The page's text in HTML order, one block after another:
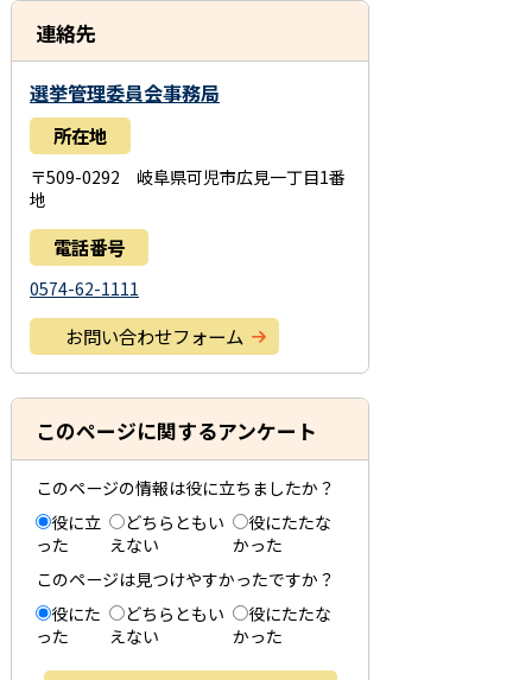
連絡先
選挙管理委員会事務局
所在地
〒509-0292 岐阜県可児市広見一丁目1番
地
電話番号
0574-62-1111
お問い合わせフォーム
このページに関するアンケート
このページの情報は役に立ちましたか？
役に立
った
どちらともい
えない
役にたたな
かった
このページは見つけやすかったですか？
役にた
った
どちらともい
えない
役にたたな
かった